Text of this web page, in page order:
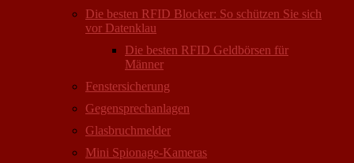
Die besten RFID Blocker: So schützen Sie sich
vor Datenklau
Die besten RFID Geldbörsen für
Männer
Fenstersicherung
Gegensprechanlagen
Glasbruchmelder
Mini Spionage-Kameras